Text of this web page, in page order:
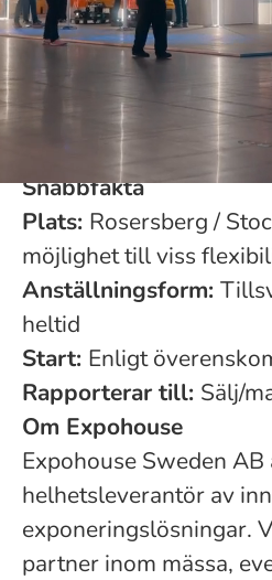
ha många bollar i luften
kreativ, händelserik
sälj- och
vara med och driva
Snabbfakta
Plats: Rosersberg /
möjlighet till viss
Anställningsform:
heltid
Start: Enligt
Rapporterar till: Sälj/
Om Expohouse
Expohouse Sweden AB
helhetsleverantör av
exponeringslösningar.
partner inom mässa,